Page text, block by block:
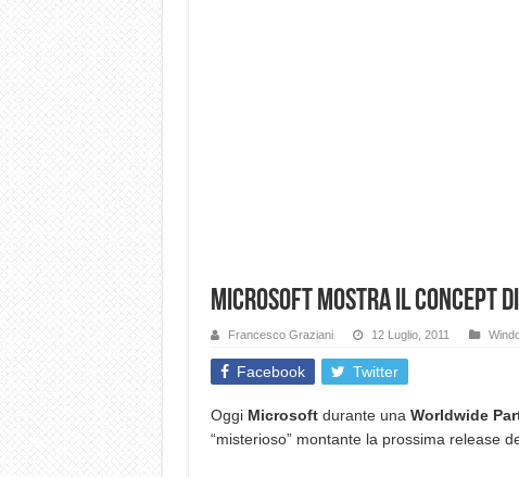
Microsoft mostra il concept
Francesco Graziani 12 Luglio, 2011
Facebook Twitter
Oggi Microsoft durante una Worldwide
“misterioso” montante la prossima release